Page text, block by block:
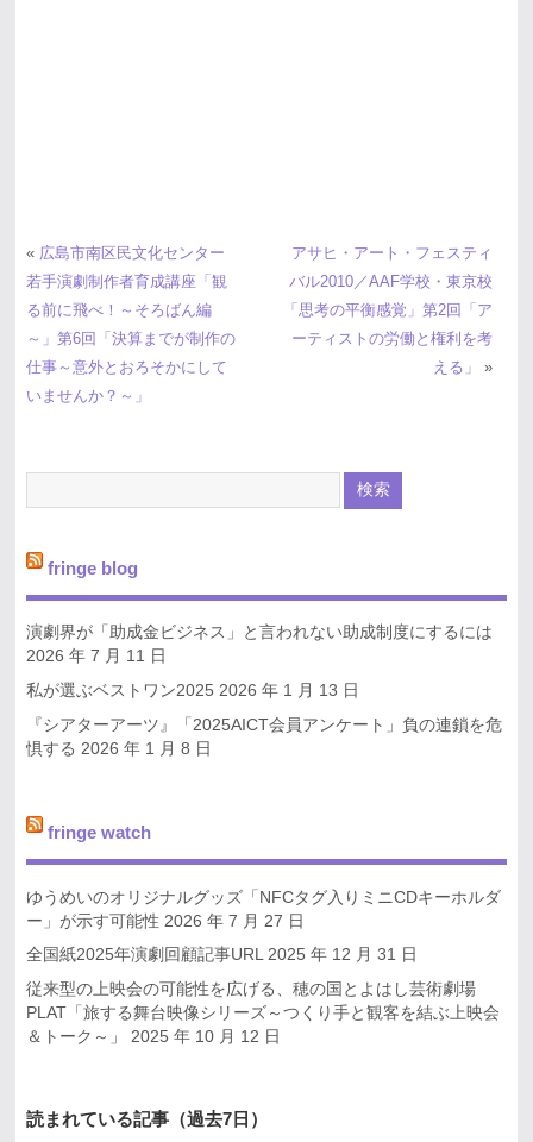
« 広島市南区民文化センター
若手演劇制作者育成講座「観
る前に飛べ！～そろばん編
～」第6回「決算までが制作の
仕事～意外とおろそかにして
いませんか？～」
アサヒ・アート・フェスティ
バル2010／AAF学校・東京校
「思考の平衡感覚」第2回「ア
ーティストの労働と権利を考
える」
»
fringe blog
演劇界が「助成金ビジネス」と言われない助成制度にするには
2026 年 7 月 11 日
私が選ぶベストワン2025 2026 年 1 月 13 日
『シアターアーツ』「2025AICT会員アンケート」負の連鎖を危
惧する 2026 年 1 月 8 日
fringe watch
ゆうめいのオリジナルグッズ「NFCタグ入りミニCDキーホルダ
ー」が示す可能性 2026 年 7 月 27 日
全国紙2025年演劇回顧記事URL 2025 年 12 月 31 日
従来型の上映会の可能性を広げる、穂の国とよはし芸術劇場
PLAT「旅する舞台映像シリーズ～つくり手と観客を結ぶ上映会
＆トーク～」
2025 年 10 月 12 日
読まれている記事（過去7日）